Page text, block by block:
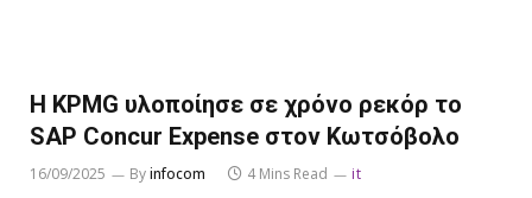
H KPMG υλοποίησε σε χρόνο ρεκόρ το
SAP Concur Expense στον Κωτσόβολο
16/09/2025 Byinfocom 4 Mins Read it